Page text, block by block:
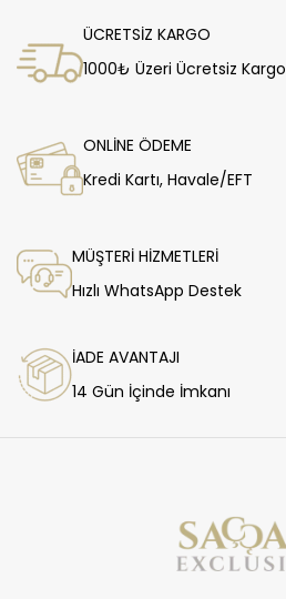
ÜCRETSİZ KARGO
1000₺ Üzeri Ücretsiz Kargo
ONLİNE ÖDEME
Kredi Kartı, Havale/EFT
MÜŞTERİ HİZMETLERİ
Hızlı WhatsApp Destek
İADE AVANTAJI
14 Gün İçinde İmkanı